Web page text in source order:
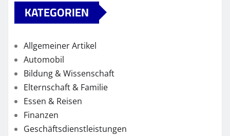
KATEGORIEN
Allgemeiner Artikel
Automobil
Bildung & Wissenschaft
Elternschaft & Familie
Essen & Reisen
Finanzen
Geschäftsdienstleistungen